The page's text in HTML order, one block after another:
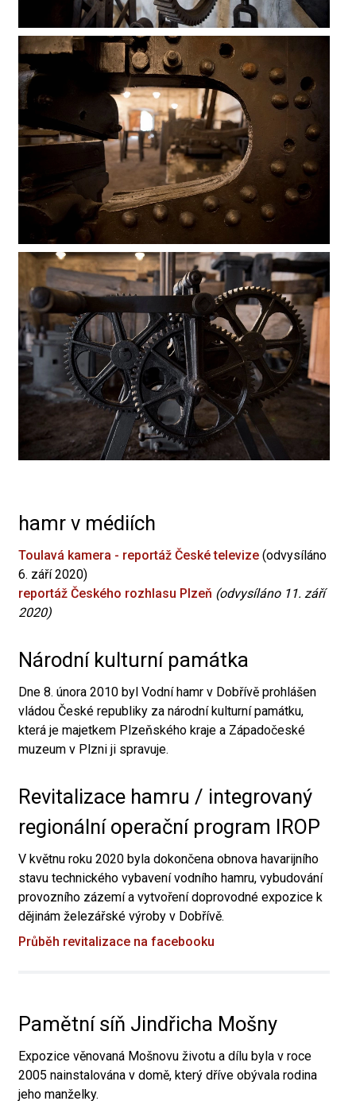
hamr v médiích
Toulavá kamera - reportáž České televize (odvysíláno
6. září 2020)
reportáž Českého rozhlasu Plzeň (odvysíláno 11. září
2020)
Národní kulturní památka
Dne 8. února 2010 byl Vodní hamr v Dobřívě prohlášen
vládou České republiky za národní kulturní památku,
která je majetkem Plzeňského kraje a Západočeské
muzeum v Plzni ji spravuje.
Revitalizace hamru / integrovaný
regionální operační program IROP
V květnu roku 2020 byla dokončena obnova havarijního
stavu technického vybavení vodního hamru, vybudování
provozního zázemí a vytvoření doprovodné expozice k
dějinám železářské výroby v Dobřívě.
Průběh revitalizace na facebooku
Pamětní síň Jindřicha Mošny
Expozice věnovaná Mošnovu životu a dílu byla v roce
2005 nainstalována v domě, který dříve obývala rodina
jeho manželky.